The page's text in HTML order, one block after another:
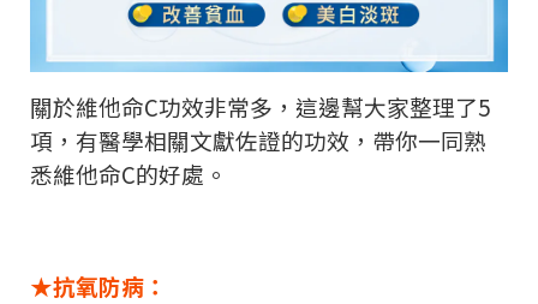
關於維他命C功效非常多，這邊幫大家整理了5
項，有醫學相關文獻佐證的功效，帶你一同熟
悉維他命C的好處。
★抗氧防病：